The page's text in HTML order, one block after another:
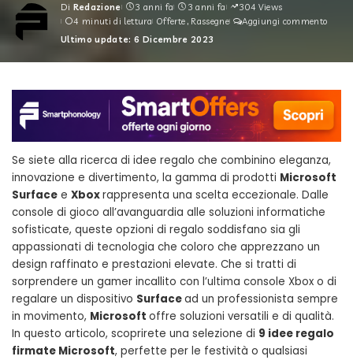
Posted
by
Di Redazione 3 anni fa 3 anni fa
304 Views
4 minuti di lettura Offerte Rassegne
Aggiungi commento
Ultimo update: 6 Dicembre 2023
Se siete alla ricerca di idee regalo che combinino eleganza,
innovazione e divertimento, la gamma di prodotti Microsoft
Surface e Xboxrappresenta una scelta eccezionale. Dalle
console di gioco all’avanguardia alle soluzioni informatiche
sofisticate, queste opzioni di regalo soddisfano sia gli
appassionati di tecnologia che coloro che apprezzano un
design raffinato e prestazioni elevate. Che si tratti di
sorprendere un gamer incallito con l’ultima console Xbox o di
regalare un dispositivo Surfacead un professionista sempre
in movimento, Microsoft offre soluzioni versatili e di qualità.
In questo articolo, scoprirete una selezione di 9 idee regalo
firmate Microsoft, perfette per le festività o qualsiasi